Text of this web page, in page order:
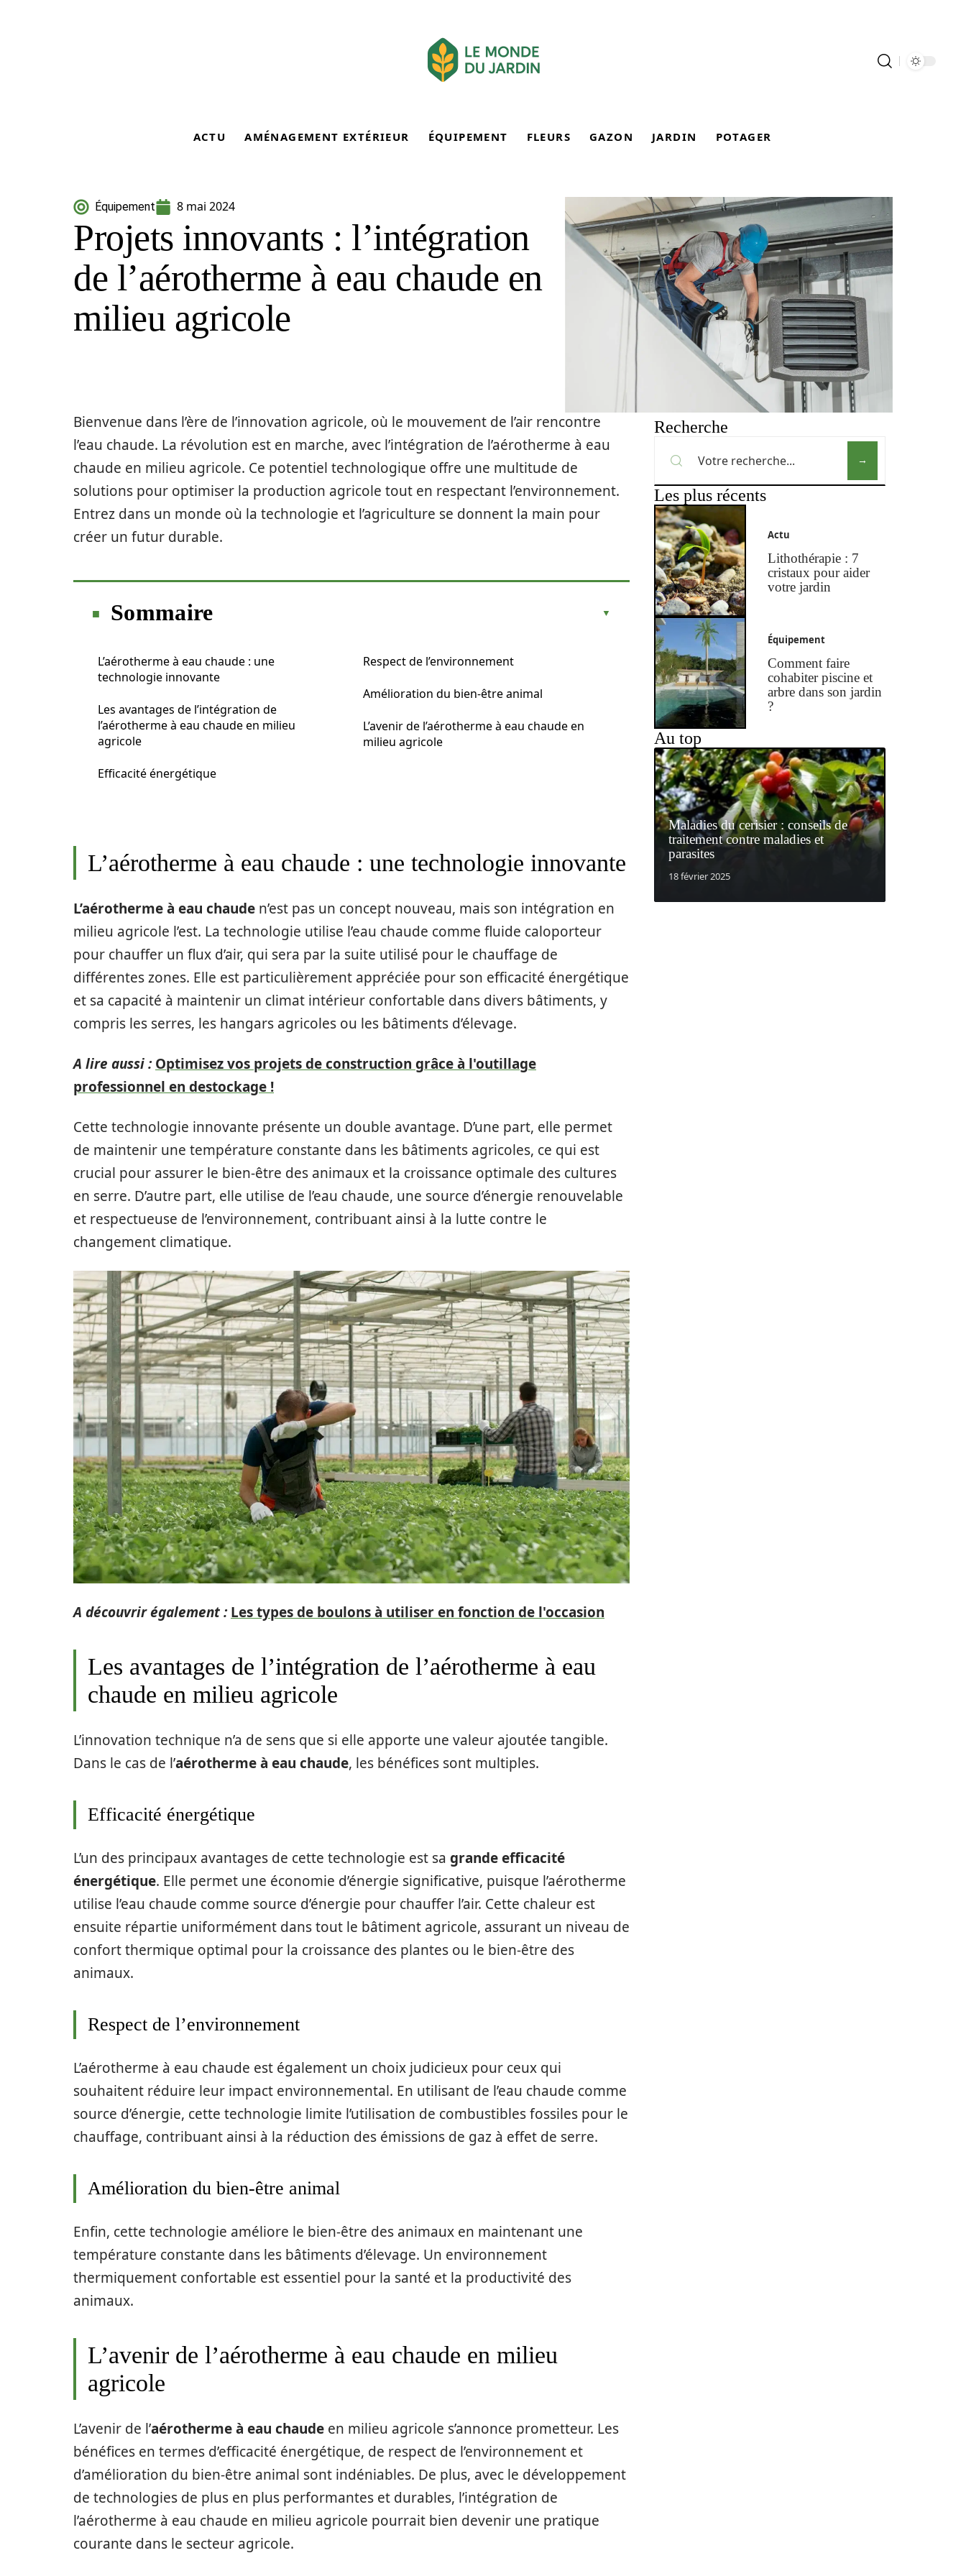
ACTU AMÉNAGEMENT EXTÉRIEUR ÉQUIPEMENT FLEURS GAZON JARDIN POTAGER
Équipement 8 mai 2024
Projets innovants : l’intégration
de l’aérotherme à eau chaude en
milieu agricole
Bienvenue dans l’ère de l’innovation agricole, où le mouvement de l’air rencontre
l’eau chaude. La révolution est en marche, avec l’intégration de l’aérotherme à eau
chaude en milieu agricole. Ce potentiel technologique offre une multitude de
solutions pour optimiser la production agricole tout en respectant l’environnement.
Entrez dans un monde où la technologie et l’agriculture se donnent la main pour
créer un futur durable.
Sommaire
L’aérotherme à eau chaude : une
technologie innovante
Les avantages de l’intégration de
l’aérotherme à eau chaude en milieu
agricole
Efficacité énergétique
Respect de l’environnement
Amélioration du bien-être animal
L’avenir de l’aérotherme à eau chaude en
milieu agricole
L’aérotherme à eau chaude : une technologie innovante
L’aérotherme à eau chaude n’est pas un concept nouveau, mais son intégration en
milieu agricole l’est. La technologie utilise l’eau chaude comme fluide caloporteur
pour chauffer un flux d’air, qui sera par la suite utilisé pour le chauffage de
différentes zones. Elle est particulièrement appréciée pour son efficacité énergétique
et sa capacité à maintenir un climat intérieur confortable dans divers bâtiments, y
compris les serres, les hangars agricoles ou les bâtiments d’élevage.
A lire aussi : Optimisez vos projets de construction grâce à l'outillage
professionnel en destockage !
Cette technologie innovante présente un double avantage. D’une part, elle permet
de maintenir une température constante dans les bâtiments agricoles, ce qui est
crucial pour assurer le bien-être des animaux et la croissance optimale des cultures
en serre. D’autre part, elle utilise de l’eau chaude, une source d’énergie renouvelable
et respectueuse de l’environnement, contribuant ainsi à la lutte contre le
changement climatique.
A découvrir également : Les types de boulons à utiliser en fonction de l'occasion
Les avantages de l’intégration de l’aérotherme à eau
chaude en milieu agricole
L’innovation technique n’a de sens que si elle apporte une valeur ajoutée tangible.
Dans le cas de l’aérotherme à eau chaude, les bénéfices sont multiples.
Efficacité énergétique
L’un des principaux avantages de cette technologie est sa grande efficacité
énergétique. Elle permet une économie d’énergie significative, puisque l’aérotherme
utilise l’eau chaude comme source d’énergie pour chauffer l’air. Cette chaleur est
ensuite répartie uniformément dans tout le bâtiment agricole, assurant un niveau de
confort thermique optimal pour la croissance des plantes ou le bien-être des
animaux.
Respect de l’environnement
L’aérotherme à eau chaude est également un choix judicieux pour ceux qui
souhaitent réduire leur impact environnemental. En utilisant de l’eau chaude comme
source d’énergie, cette technologie limite l’utilisation de combustibles fossiles pour le
chauffage, contribuant ainsi à la réduction des émissions de gaz à effet de serre.
Amélioration du bien-être animal
Enfin, cette technologie améliore le bien-être des animaux en maintenant une
température constante dans les bâtiments d’élevage. Un environnement
thermiquement confortable est essentiel pour la santé et la productivité des
animaux.
L’avenir de l’aérotherme à eau chaude en milieu
agricole
L’avenir de l’aérotherme à eau chaude en milieu agricole s’annonce prometteur. Les
bénéfices en termes d’efficacité énergétique, de respect de l’environnement et
d’amélioration du bien-être animal sont indéniables. De plus, avec le développement
de technologies de plus en plus performantes et durables, l’intégration de
l’aérotherme à eau chaude en milieu agricole pourrait bien devenir une pratique
courante dans le secteur agricole.
Recherche
Les plus récents
Actu
Lithothérapie : 7
cristaux pour aider
votre jardin
Équipement
Comment faire
cohabiter piscine et
arbre dans son jardin
?
Au top
Maladies du cerisier : conseils de
traitement contre maladies et
parasites
18 février 2025